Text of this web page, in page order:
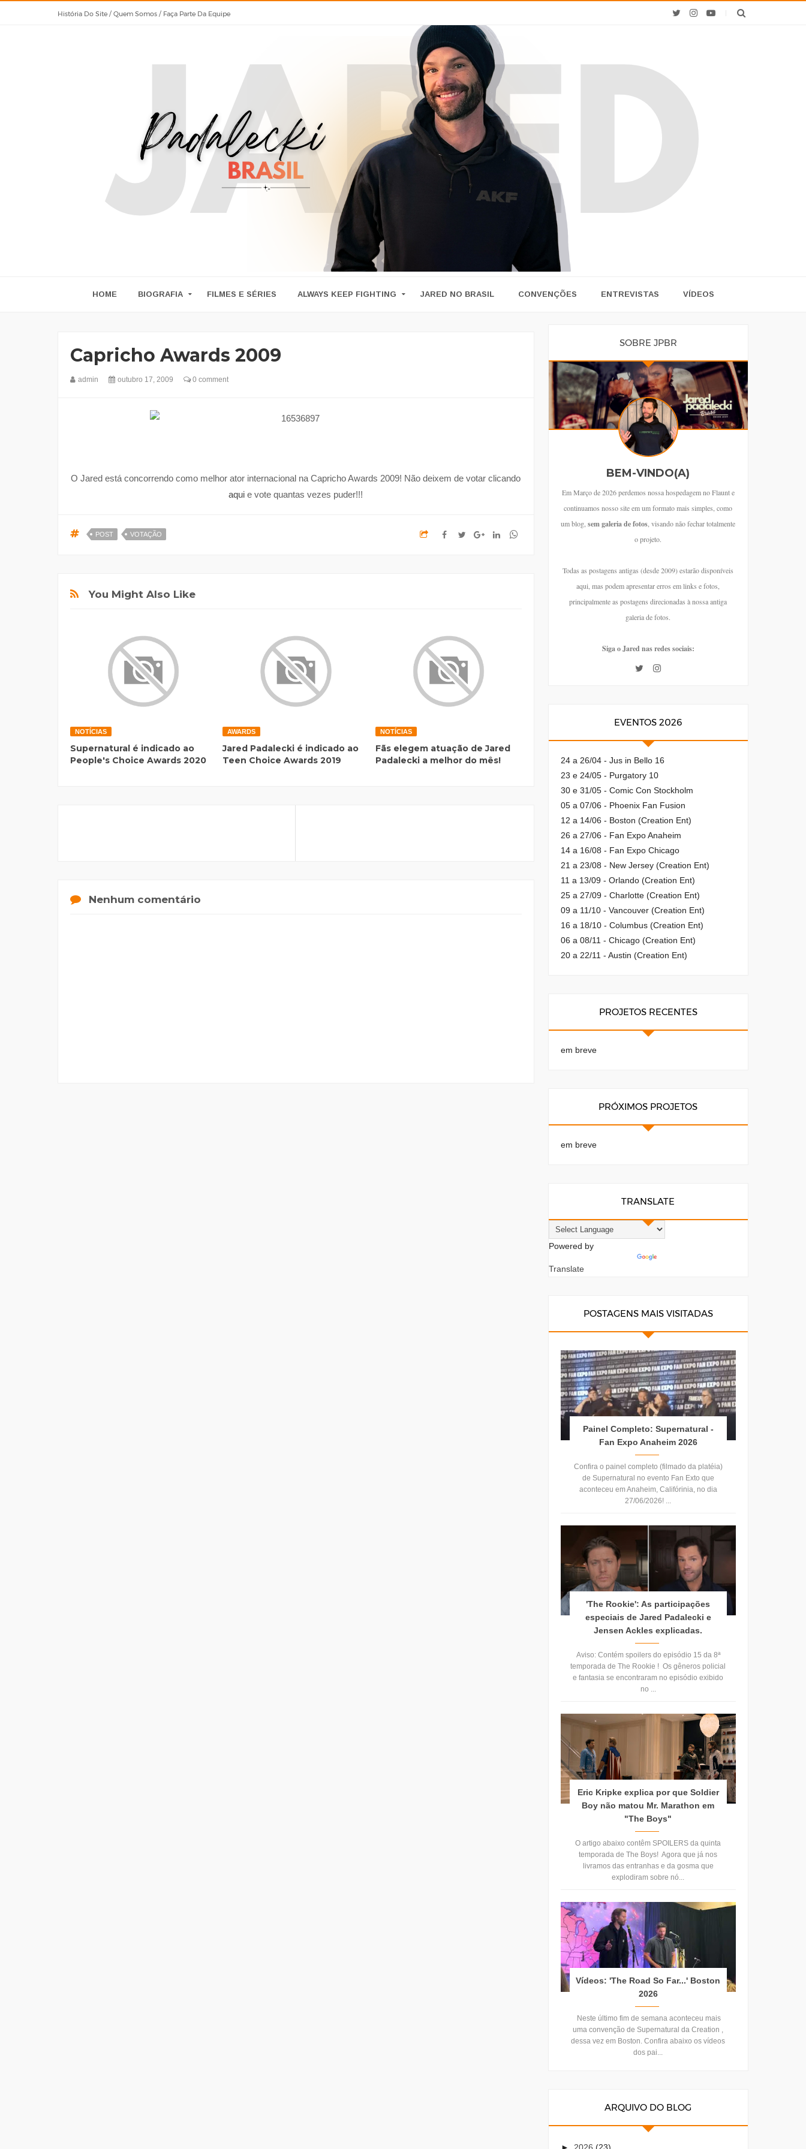
História Do Site / Quem Somos / Faça Parte Da Equipe
HOME BIOGRAFIA FILMES E SÉRIES ALWAYS KEEP FIGHTING JARED NO BRASIL CONVENÇÕES ENTREVISTAS VÍDEOS
Capricho Awards 2009
admin outubro 17, 2009 0 comment
O Jared está concorrendo como melhor ator internacional na Capricho Awards 2009! Não deixem de votar clicando
aqui e vote quantas vezes puder!!!
POST VOTAÇÃO
You Might Also Like
NOTÍCIAS
Supernatural é indicado ao
People's Choice Awards 2020
AWARDS
Jared Padalecki é indicado ao
Teen Choice Awards 2019
NOTÍCIAS
Fãs elegem atuação de Jared
Padalecki a melhor do mês!
Nenhum comentário
SOBRE JPBR
BEM-VINDO(A)
Em Março de 2026 perdemos nossa hospedagem no Flaunt e
continuamos nosso site em um formato mais simples, como
um blog,sem galeria de fotos, visando não fechar totalmente
o projeto.
Todas as postagens antigas (desde 2009) estarão disponíveis
aqui, mas podem apresentar erros em links e fotos,
principalmente as postagens direcionadas à nossa antiga
galeria de fotos.
Siga o Jared nas redes sociais:
EVENTOS 2026
24 a 26/04 - Jus in Bello 16
23 e 24/05 - Purgatory 10
30 e 31/05 - Comic Con Stockholm
05 a 07/06 - Phoenix Fan Fusion
12 a 14/06 - Boston (Creation Ent)
26 a 27/06 - Fan Expo Anaheim
14 a 16/08 - Fan Expo Chicago
21 a 23/08 - New Jersey (Creation Ent)
11 a 13/09 - Orlando (Creation Ent)
25 a 27/09 - Charlotte (Creation Ent)
09 a 11/10 - Vancouver (Creation Ent)
16 a 18/10 - Columbus (Creation Ent)
06 a 08/11 - Chicago (Creation Ent)
20 a 22/11 - Austin (Creation Ent)
PROJETOS RECENTES
em breve
PRÓXIMOS PROJETOS
em breve
TRANSLATE
Powered by
Translate
POSTAGENS MAIS VISITADAS
Painel Completo: Supernatural -
Fan Expo Anaheim 2026
Confira o painel completo (filmado da platéia)
de Supernatural no evento Fan Exto que
aconteceu em Anaheim, Califórinia, no dia
27/06/2026! ...
'The Rookie': As participações
especiais de Jared Padalecki e
Jensen Ackles explicadas.
Aviso: Contém spoilers do episódio 15 da 8ª
temporada de The Rookie ! Os gêneros policial
e fantasia se encontraram no episódio exibido
no ...
Eric Kripke explica por que Soldier
Boy não matou Mr. Marathon em
"The Boys"
O artigo abaixo contêm SPOILERS da quinta
temporada de The Boys! Agora que já nos
livramos das entranhas e da gosma que
explodiram sobre nó...
Vídeos: 'The Road So Far...' Boston
2026
Neste último fim de semana aconteceu mais
uma convenção de Supernatural da Creation ,
dessa vez em Boston. Confira abaixo os vídeos
dos pai...
ARQUIVO DO BLOG
► 2026 (23)